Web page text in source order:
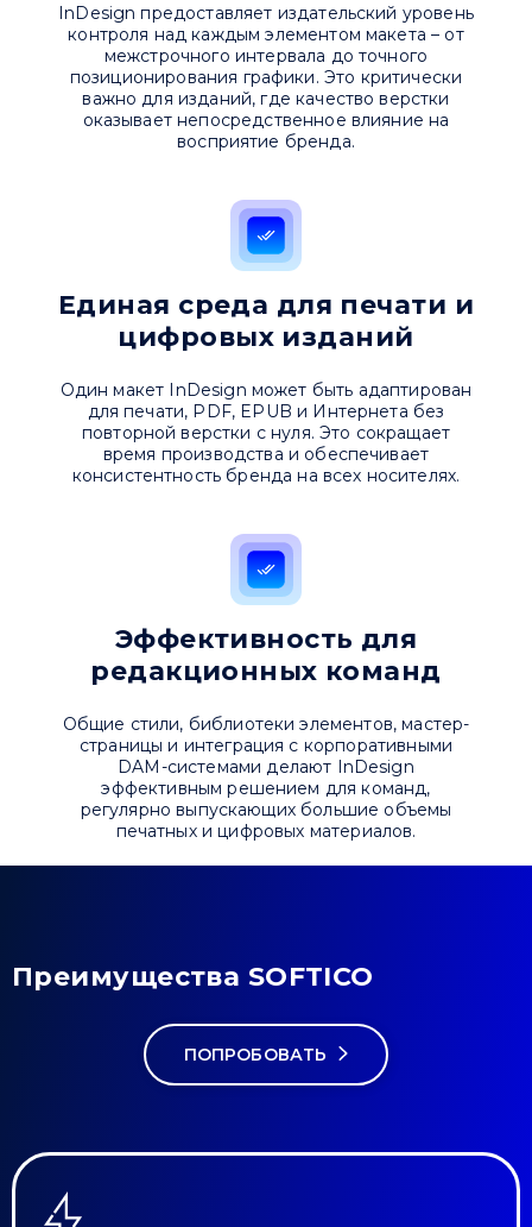
InDesign предоставляет издательский уровень
контроля над каждым элементом макета – от
межстрочного интервала до точного
позиционирования графики. Это критически
важно для изданий, где качество верстки
оказывает непосредственное влияние на
восприятие бренда.
Единая среда для печати и
цифровых изданий
Один макет InDesign может быть адаптирован
для печати, PDF, EPUB и Интернета без
повторной верстки с нуля. Это сокращает
время производства и обеспечивает
консистентность бренда на всех носителях.
Эффективность для
редакционных команд
Общие стили, библиотеки элементов, мастер-
страницы и интеграция с корпоративными
DAM-системами делают InDesign
эффективным решением для команд,
регулярно выпускающих большие объемы
печатных и цифровых материалов.
Преимущества SOFTICO
ПОПРОБОВАТЬ